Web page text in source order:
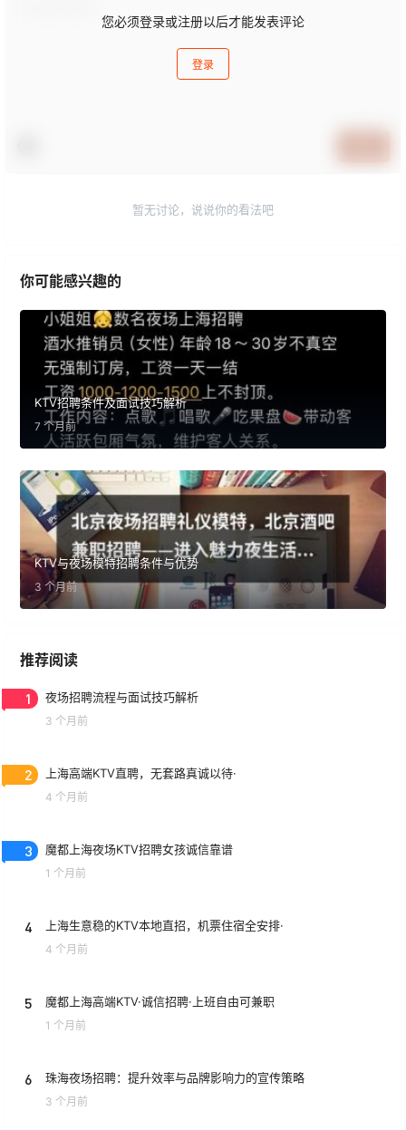
您必须登录或注册以后才能发表评论
登录
暂无讨论，说说你的看法吧
你可能感兴趣的
KTV招聘条件及面试技巧解析
7 个月前
KTV与夜场模特招聘条件与优势
3 个月前
推荐阅读
1 夜场招聘流程与面试技巧解析
3 个月前
2 上海高端KTV直聘，无套路真诚以待·
4 个月前
3 魔都上海夜场KTV招聘女孩诚信靠谱
1 个月前
4 上海生意稳的KTV本地直招，机票住宿全安排·
4 个月前
5 魔都上海高端KTV·诚信招聘·上班自由可兼职
1 个月前
6 珠海夜场招聘：提升效率与品牌影响力的宣传策略
3 个月前